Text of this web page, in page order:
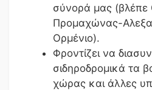
σύνορά μας (βλέπε
Προμαχώνας-
Ορμένιο).
Φροντίζει να
σιδηροδρομικά τα
χώρας και άλλες